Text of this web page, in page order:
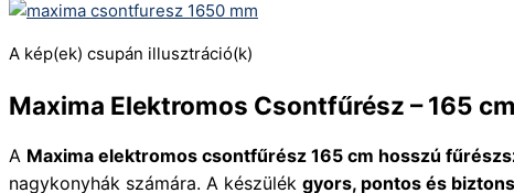
A kép(ek) csupán illusztráció(k)
Maxima Elektromos Csontfűrész – 165
A Maxima elektromos csontfűrész 165 cm hosszú
nagykonyhák számára. A készülék gyors, pontos és